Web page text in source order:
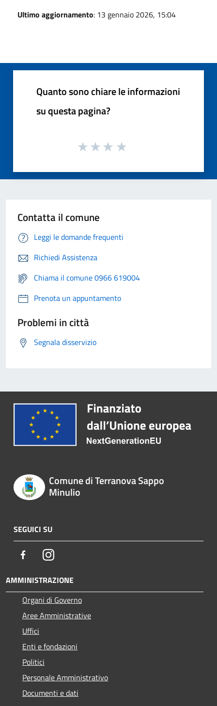
Ultimo aggiornamento: 13 gennaio 2026, 15:04
Quanto sono chiare le informazioni
su questa pagina?
Contatta il comune
Leggi le domande frequenti
Richiedi Assistenza
Chiama il comune 0966 619004
Prenota un appuntamento
Problemi in città
Segnala disservizio
Comune di Terranova Sappo
Minulio
SEGUICI SU
FacebookInstagram
AMMINISTRAZIONE
Organi di Governo
Aree Amministrative
Uffici
Enti e fondazioni
Politici
Personale Amministrativo
Documenti e dati